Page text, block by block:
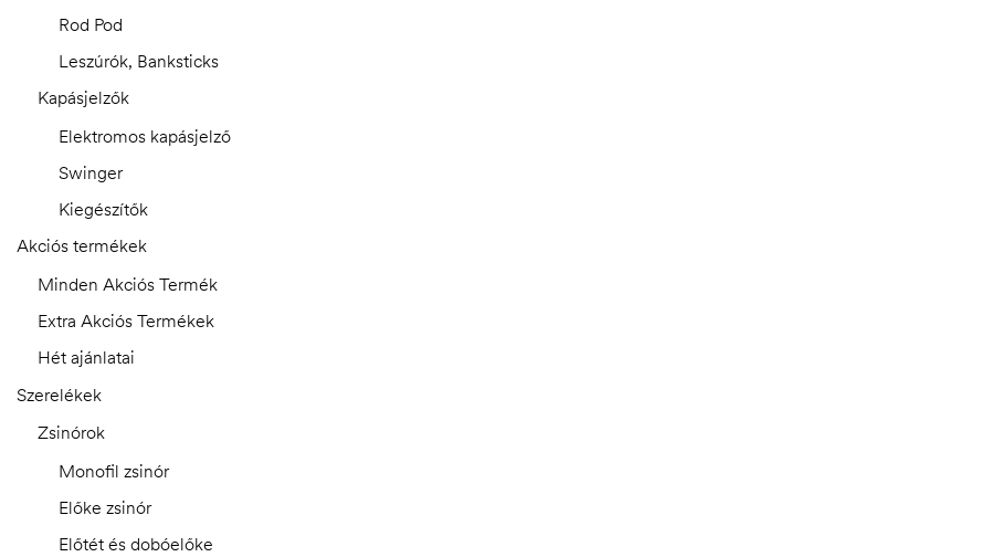
Rod Pod
Leszúrók, Banksticks
Kapásjelzők
Elektromos kapásjelző
Swinger
Kiegészítők
Akciós termékek
Minden Akciós Termék
Extra Akciós Termékek
Hét ajánlatai
Szerelékek
Zsinórok
Monofil zsinór
Előke zsinór
Előtét és dobóelőke